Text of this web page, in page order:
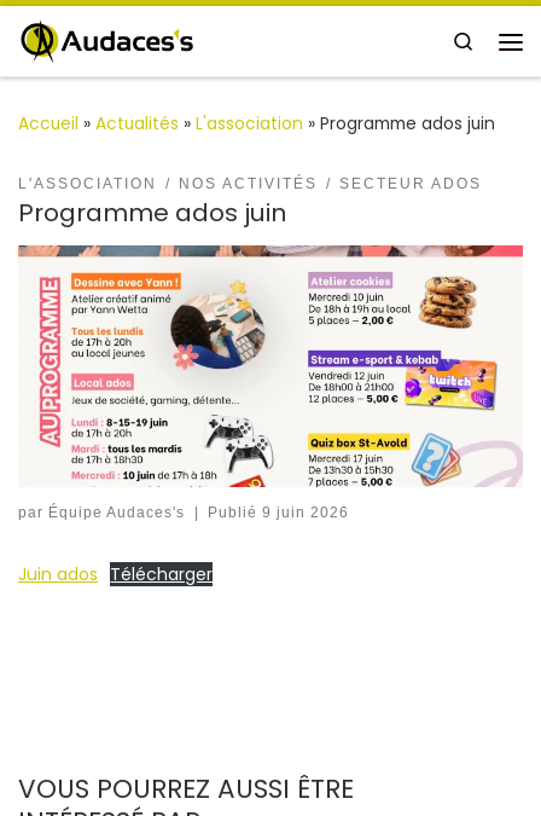
Passer au contenu
Search
Accueil » Actualités » L'association » Programme ados juin
L'ASSOCIATION NOS ACTIVITÉS SECTEUR ADOS
Programme ados juin
par Équipe Audaces's | Publié9 juin 2026
Juin ados Télécharger
VOUS POURREZ AUSSI ÊTRE